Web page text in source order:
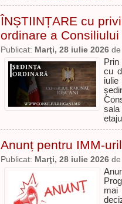
ÎNȘTIINȚARE cu
ordinare a
Publicat: Marţi, 28 iulie 2026
cu
Anunț pentru IMM-
Publicat: Marţi, 28 iulie 2026
mai